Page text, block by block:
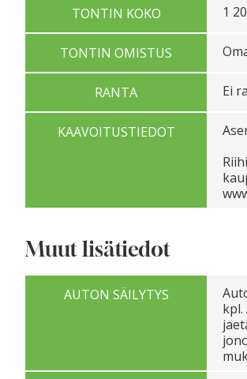
TONTIN KOKO 1
TONTIN OMISTUS
RANTA Ei
KAAVOITUSTIEDOT
Muut lisätiedot
AUTON SÄILYTYS